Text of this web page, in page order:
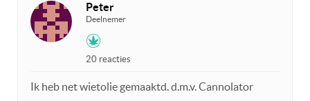
Peter
Deelnemer
20 reacties
Ik heb net wietolie gemaaktd. d.m.v. Cannolator